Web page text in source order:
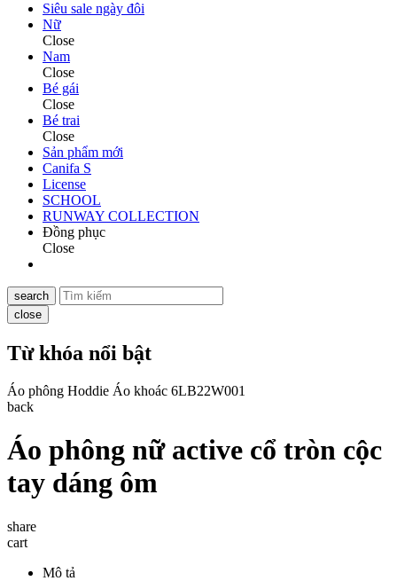
Siêu sale ngày đôi
Nữ
Close
Nam
Close
Bé gái
Close
Bé trai
Close
Sản phẩm mới
Canifa S
License
SCHOOL
RUNWAY COLLECTION
Đồng phục
Close
search
close
Từ khóa nổi bật
Áo phông Hoddie Áo khoác 6LB22W001
back
Áo phông nữ active cổ tròn cộc
tay dáng ôm
share
cart
Mô tả